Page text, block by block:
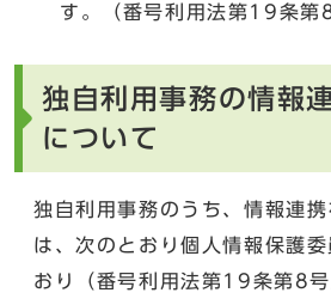
す。（番号利用法第19条第8
独自利用事務の情報
について
独自利用事務のうち、情報連
は、次のとおり個人情報保護
おり（番号利用法第19条第8